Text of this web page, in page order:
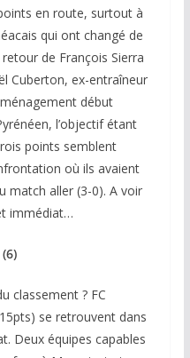
en route, surtout à
qui ont changé de
de François Sierra
Cuberton, ex-entraîneur
ménagement début
l’objectif étant
points semblent
où ils avaient
match aller (3-0). A voir
immédiat…
classement ? FC
se retrouvent dans
Deux équipes capables